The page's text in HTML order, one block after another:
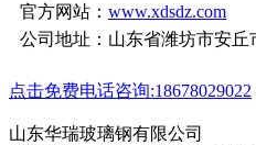
官方网站： www.xdsdz.com
公司地址：山东省潍坊市安丘
点击免费电话咨询:18678029022
山东华瑞玻璃钢有限公司